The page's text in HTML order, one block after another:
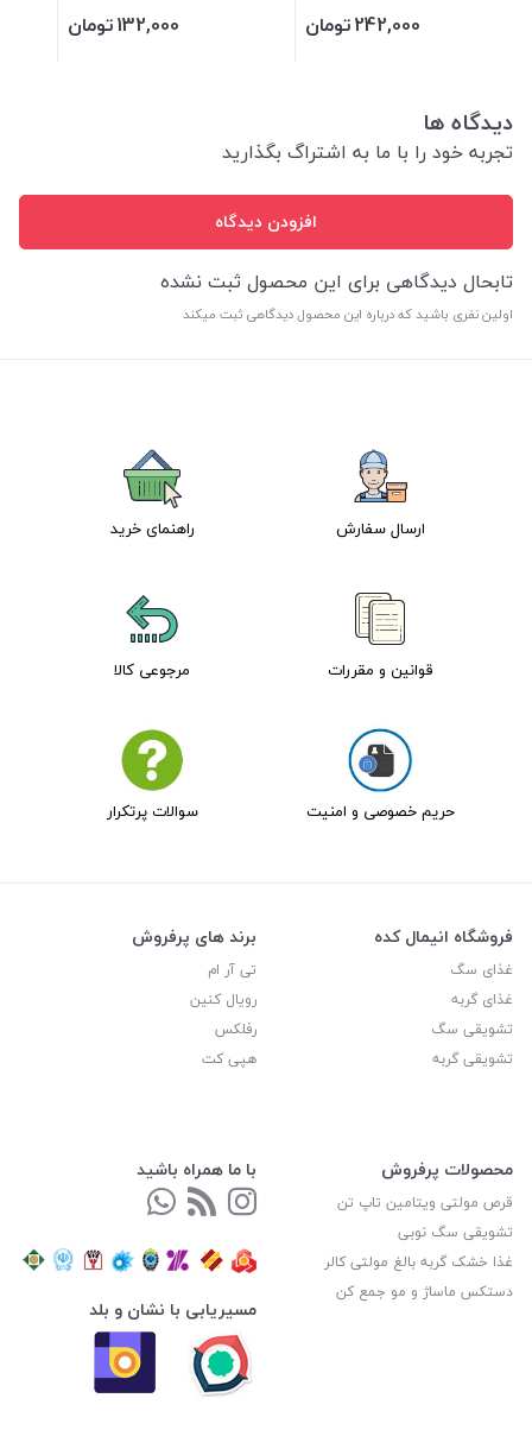
242,000تومان 132,000تومان
دیدگاه ها
تجربه خود را با ما به اشتراگ بگذارید
افزودن دیدگاه
تابحال دیدگاهی برای این محصول ثبت نشده
اولین نفری باشید که درباره این محصول دیدگاهی ثبت میکند
ارسال سفارش راهنمای خرید
قوانین و مقررات مرجوعی کالا
حریم خصوصی و امنیت سوالات پرتکرار
فروشگاه انیمال کده
غذای سگ
غذای گربه
تشویقی سگ
تشویقی گربه
برند های پرفروش
تی آر ام
رویال کنین
رفلکس
هپی کت
محصولات پرفروش
قرص مولتی ویتامین تاپ تن
تشویقی سگ نوبی
غذا خشک گربه بالغ مولتی کالر
دستکس ماساژ و مو جمع کن
با ما همراه باشید
مسیریابی با نشان و بلد